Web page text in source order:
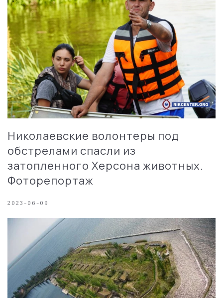
Николаевские волонтеры под
обстрелами спасли из
затопленного Херсона животных.
Фоторепортаж
2023-06-09